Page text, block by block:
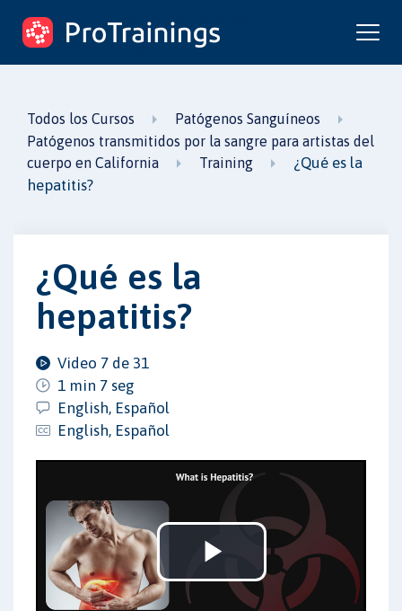
ProTrainings.com
un curso de ProTrainings
Todos los Cursos
Patógenos Sanguíneos
Patógenos transmitidos por la sangre para artistas del
cuerpo en California
Training
¿Qué es la
hepatitis?
¿Qué es la
hepatitis?
Video 7 de 31
1 min 7 seg
English, Español
English, Español
Play